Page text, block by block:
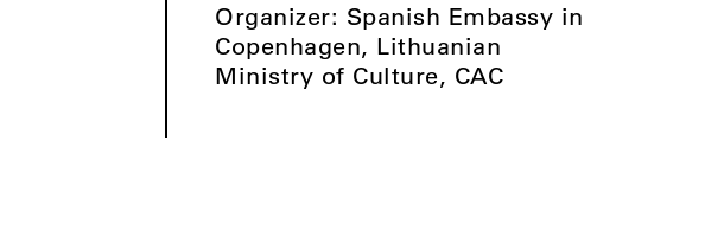
Organizer: Spanish Embassy in
Copenhagen, Lithuanian
Ministry of Culture, CAC